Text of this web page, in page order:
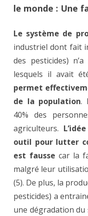
le monde : Une
Le système de
industriel dont fait
des pesticides)
lesquels il avait
permet
de la population.
40% des
agriculteurs.
outil pour lutter
est faussecar la
malgré leur
(5). De plus, la
pesticides) a
une dégradation